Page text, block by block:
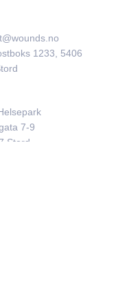
1233, 5406
7-9
Stord